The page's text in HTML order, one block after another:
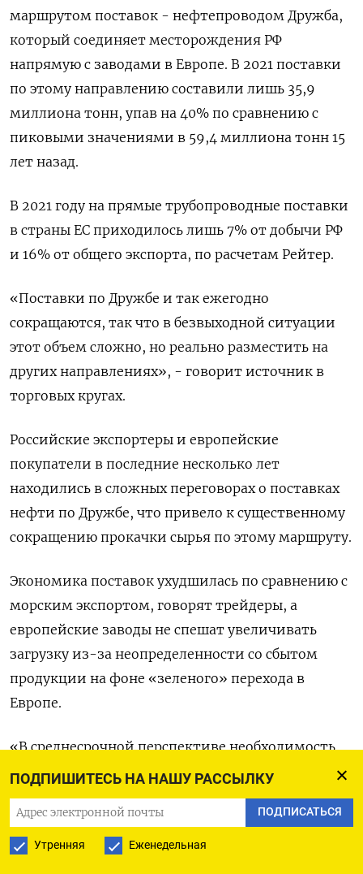
ПОДПИШИТЕСЬ НА НАШУ РАССЫЛКУ
ПОДПИСАТЬСЯ
Утренняя Еженедельная
маршрутом поставок - нефтепроводом Дружба,
который соединяет месторождения РФ
напрямую с заводами в Европе. В 2021 поставки
по этому направлению составили лишь 35,9
миллиона тонн, упав на 40% по сравнению с
пиковыми значениями в 59,4 миллиона тонн 15
лет назад.
В 2021 году на прямые трубопроводные поставки
в страны ЕС приходилось лишь 7% от добычи РФ
и 16% от общего экспорта, по расчетам Рейтер.
«Поставки по Дружбе и так ежегодно
сокращаются, так что в безвыходной ситуации
этот объем сложно, но реально разместить на
других направлениях», - говорит источник в
торговых кругах.
Российские экспортеры и европейские
покупатели в последние несколько лет
находились в сложных переговорах о поставках
нефти по Дружбе, что привело к существенному
сокращению прокачки сырья по этому маршруту.
Экономика поставок ухудшилась по сравнению с
морским экспортом, говорят трейдеры, а
европейские заводы не спешат увеличивать
загрузку из-за неопределенности со сбытом
продукции на фоне «зеленого» перехода в
Европе.
«В среднесрочной перспективе необходимость
поставок по Дружбе может и без санкций
оказаться под вопросом», - сказал трейдер,
близкий к европейскому переработчику,
получающему нефть по нефтепроводу.